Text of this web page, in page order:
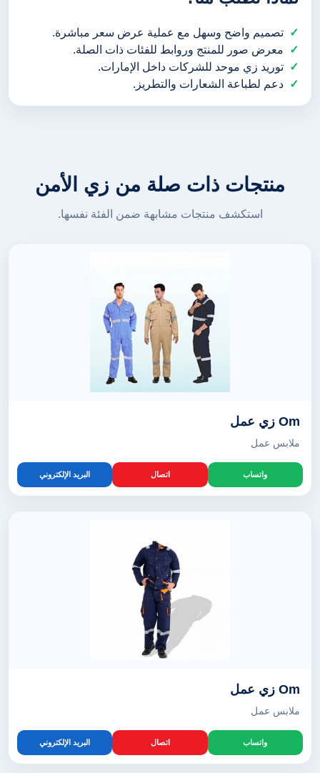
تصميم واضح وسهل مع عملية عرض سعر مباشرة.
معرض صور للمنتج وروابط للفئات ذات الصلة.
توريد زي موحد للشركات داخل الإمارات.
دعم لطباعة الشعارات والتطريز.
منتجات ذات صلة من زي الأمن
استكشف منتجات مشابهة ضمن الفئة نفسها.
Om زي عمل
ملابس عمل
واتساب اتصال البريد الإلكتروني
Om زي عمل
ملابس عمل
واتساب اتصال البريد الإلكتروني